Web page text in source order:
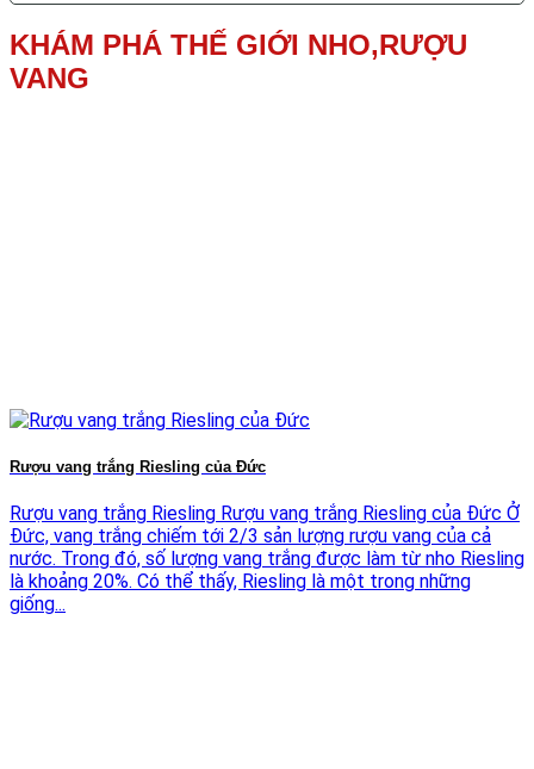
KHÁM PHÁ THẾ GIỚI NHO,RƯỢU
VANG
Rượu vang trắng Riesling của Đức
Rượu vang trắng Riesling Rượu vang trắng Riesling của Đức Ở
Đức, vang trắng chiếm tới 2/3 sản lượng rượu vang của cả
nước. Trong đó, số lượng vang trắng được làm từ nho Riesling
là khoảng 20%. Có thể thấy, Riesling là một trong những
giống...